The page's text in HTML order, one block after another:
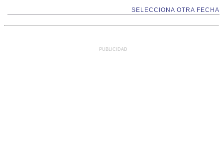
SELECCIONA OTRA FECHA
PUBLICIDAD